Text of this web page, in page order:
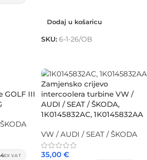
Dodaj u košaricu
SKU: 6-1-26/OB
GOLF III
EX VAT
Zamjensko crijevo
intercoolera turbine VW /
AUDI / SEAT / ŠKODA,
1K0145832AC, 1K0145832AA
VW / AUDI / SEAT / ŠKODA
35,00 €